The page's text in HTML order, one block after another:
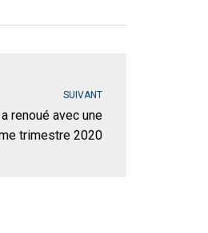
SUIVANT
renoué avec une
trimestre 2020